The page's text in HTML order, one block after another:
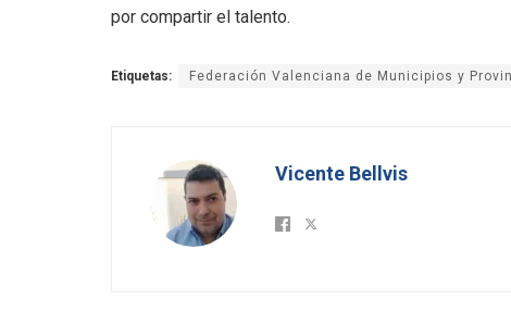
por compartir el talento.
Etiquetas: Federación Valenciana de Municipios y
Vicente Bellvis